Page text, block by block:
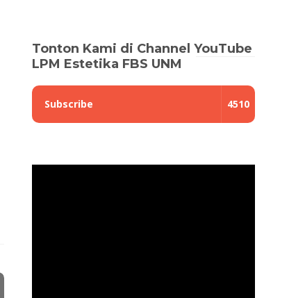
Tonton Kami di Channel YouTube
LPM Estetika FBS UNM
Subscribe 4510